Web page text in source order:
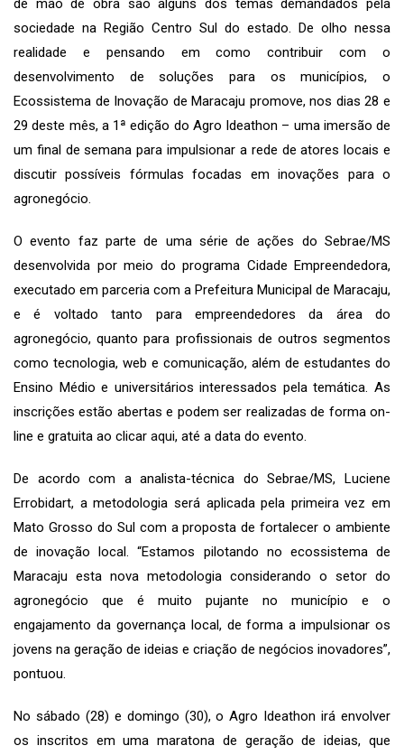
de mão de obra são alguns dos temas demandados pela
sociedade na Região Centro Sul do estado. De olho nessa
realidade e pensando em como contribuir com o
desenvolvimento de soluções para os municípios, o
Ecossistema de Inovação de Maracaju promove, nos dias 28 e
29 deste mês, a 1ª edição do Agro Ideathon – uma imersão de
um final de semana para impulsionar a rede de atores locais e
discutir possíveis fórmulas focadas em inovações para o
agronegócio.
O evento faz parte de uma série de ações do Sebrae/MS
desenvolvida por meio do programa Cidade Empreendedora,
executado em parceria com a Prefeitura Municipal de Maracaju,
e é voltado tanto para empreendedores da área do
agronegócio, quanto para profissionais de outros segmentos
como tecnologia, web e comunicação, além de estudantes do
Ensino Médio e universitários interessados pela temática. As
inscrições estão abertas e podem ser realizadas de forma on-
line e gratuita ao clicar aqui, até a data do evento.
De acordo com a analista-técnica do Sebrae/MS, Luciene
Errobidart, a metodologia será aplicada pela primeira vez em
Mato Grosso do Sul com a proposta de fortalecer o ambiente
de inovação local. “Estamos pilotando no ecossistema de
Maracaju esta nova metodologia considerando o setor do
agronegócio que é muito pujante no município e o
engajamento da governança local, de forma a impulsionar os
jovens na geração de ideias e criação de negócios inovadores”,
pontuou.
No sábado (28) e domingo (30), o Agro Ideathon irá envolver
os inscritos em uma maratona de geração de ideias, que